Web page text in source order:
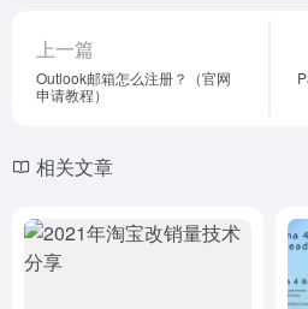
上一篇
Outlook邮箱怎么注册？（官网
申请教程）
相关文章